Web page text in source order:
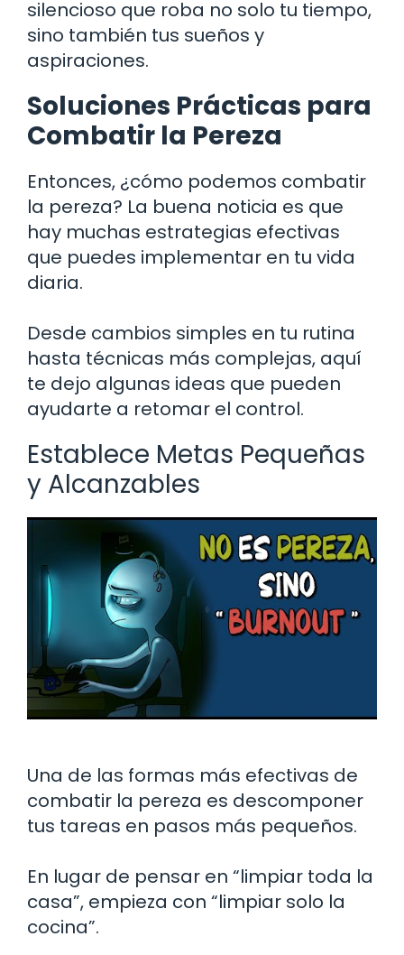
silencioso que roba no solo tu tiempo,
sino también tus sueños y
aspiraciones.
Soluciones Prácticas para
Combatir la Pereza
Entonces, ¿cómo podemos combatir
la pereza? La buena noticia es que
hay muchas estrategias efectivas
que puedes implementar en tu vida
diaria.
Desde cambios simples en tu rutina
hasta técnicas más complejas, aquí
te dejo algunas ideas que pueden
ayudarte a retomar el control.
Establece Metas Pequeñas
y Alcanzables
Una de las formas más efectivas de
combatir la pereza es descomponer
tus tareas en pasos más pequeños.
En lugar de pensar en “limpiar toda la
casa”, empieza con “limpiar solo la
cocina”.